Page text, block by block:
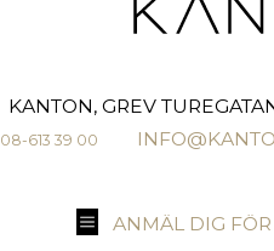
KANTON, GREV
08-613 39 00
ANMÄL DIG